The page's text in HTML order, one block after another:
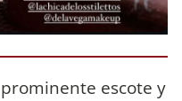
escote y